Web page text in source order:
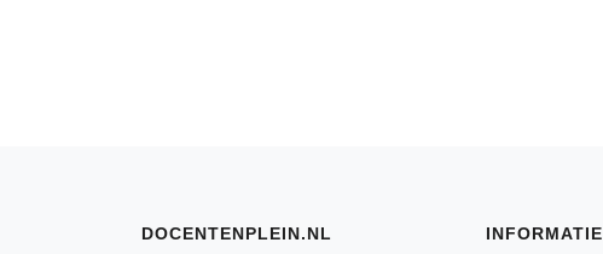
DOCENTENPLEIN.NL INFORMATIE